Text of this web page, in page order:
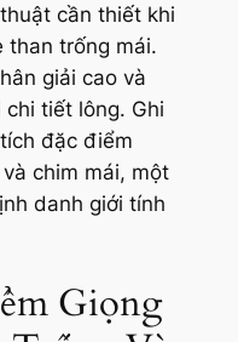
cần thiết khi
than trống mái.
giải cao và
tiết lông. Ghi
đặc điểm
chim mái, một
danh giới tính
Giọng